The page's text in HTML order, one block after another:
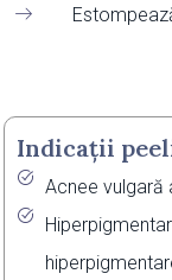
Indicații
Acnee vulgară